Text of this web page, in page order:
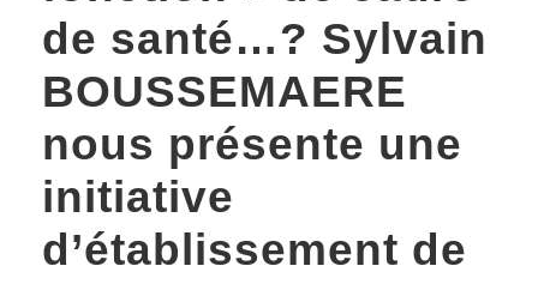
de santé…? Sylvain
BOUSSEMAERE
nous présente une
initiative
d’établissement de